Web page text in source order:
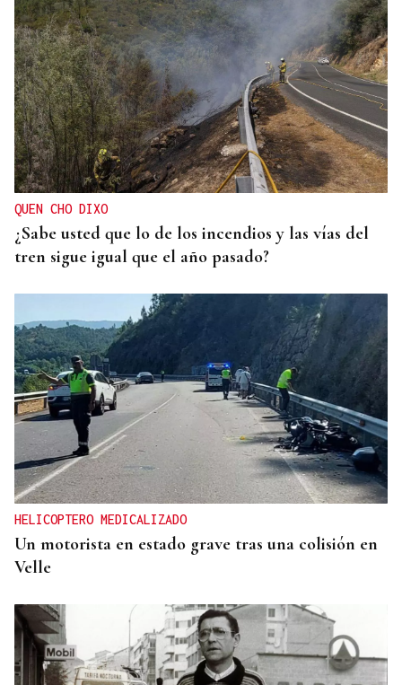
QUEN CHO DIXO
¿Sabe usted que lo de los incendios y las vías del
tren sigue igual que el año pasado?
HELICOPTERO MEDICALIZADO
Un motorista en estado grave tras una colisión en
Velle